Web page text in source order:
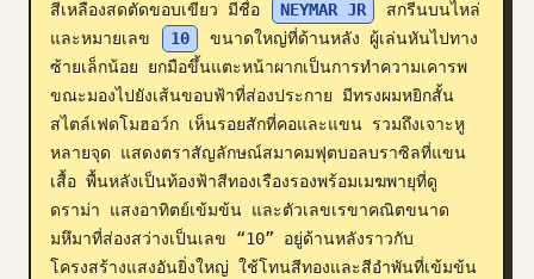
อัปเดต
สีเหลืองสดตัดขอบเขียว มีชื่อ
NEYMAR JR
สกรีนบนไหล่
และหมายเลข
10
ขนาดใหญ่ที่ด้านหลัง ผู้เล่นหันไปทาง
ซ้ายเล็กน้อย ยกมือขึ้นแตะหน้าผากเป็นการทำความเคารพ
ขณะมองไปยังเส้นขอบฟ้าที่ส่องประกาย มีทรงผมหยิกสั้น
สไตล์เฟดโมฮอว์ก เห็นรอยสักที่คอและแขน รวมถึงเจาะหู
หลายจุด แสดงตราสัญลักษณ์สมาคมฟุตบอลบราซิลที่แขน
เสื้อ พื้นหลังเป็นท้องฟ้าสีทองเรืองรองพร้อมเมฆพายุที่ดู
ดราม่า แสงอาทิตย์เข้มข้น และตัวเลขเรขาคณิตขนาด
มหึมาที่ส่องสว่างเป็นเลข “10” อยู่ด้านหลังราวกับ
โครงสร้างแสงอันยิ่งใหญ่ ใช้โทนสีทองและสีอำพันที่เข้มข้น